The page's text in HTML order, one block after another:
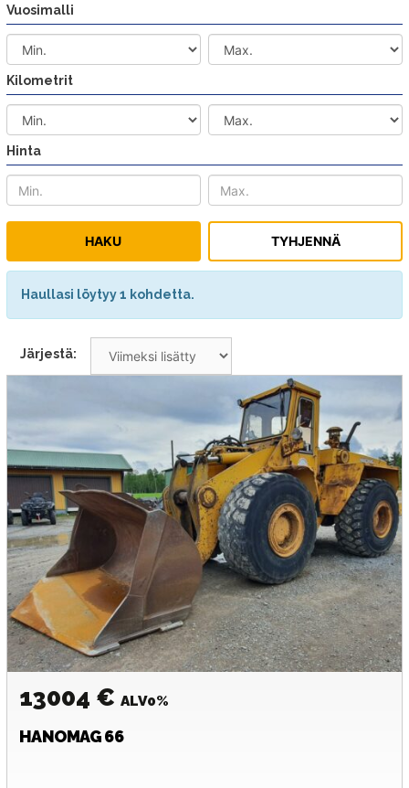
Vuosimalli
Kilometrit
Hinta
Haullasi löytyy 1 kohdetta.
Järjestä:
13004 € ALV0%
HANOMAG66